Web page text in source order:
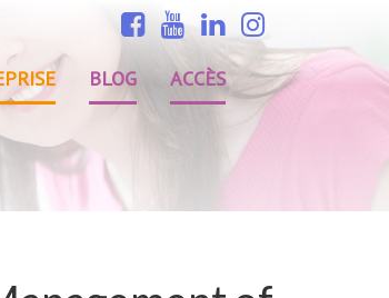
BLOG ACCÈS